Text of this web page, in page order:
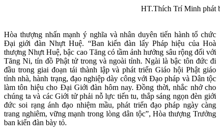
HT.Thích Trí Minh phát
Hòa thượng nhấn mạnh ý nghĩa và nhân duyên tiến hành tổ chức
Đại giới đàn Nhựt Huệ. “Ban kiến đàn lấy Pháp hiệu của Hoà
thượng Nhựt Huệ, bậc cao Tăng có tầm ảnh hưởng sâu rộng đối với
Tăng Ni, tín đồ Phật tử trong và ngoài tỉnh. Ngài là bậc tôn đức đi
đầu trong giai đoạn tái thành lập và phát triển Giáo hội Phật giáo
tỉnh nhà, hành trạng, đạo nghiệp dày công với Đạo pháp và Dân tộc
làm tôn hiệu cho Đại Giới đàn hôm nay. Đồng thời, nhắc nhở cho
chúng ta và các Giới tử phải nỗ lực tiến tu, thắp sáng ngọn đèn giới
đức soi rạng ánh đạo nhiệm mầu, phát triển đạo pháp ngày càng
trang nghiêm, vững mạnh trong lòng dân tộc”, Hòa thượng Trưởng
ban kiến đàn bày tỏ.